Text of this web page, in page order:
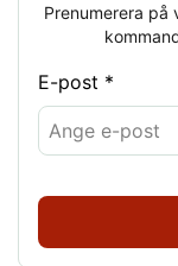
Prenumerera
E-post *